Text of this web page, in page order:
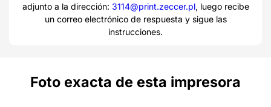
adjunto a la dirección: 3114@print.zeccer.pl, luego recibe
un correo electrónico de respuesta y sigue las
instrucciones.
Foto exacta de esta impresora